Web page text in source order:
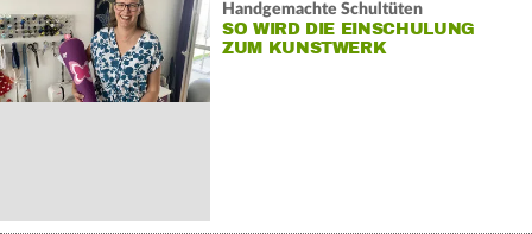
Handgemachte Schultüten
SO WIRD DIE EINSCHULUNG
ZUM KUNSTWERK